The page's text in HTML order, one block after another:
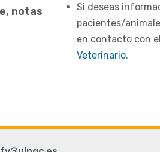
notas
Si deseas
pacientes/
en contacto con el
Veterinario.